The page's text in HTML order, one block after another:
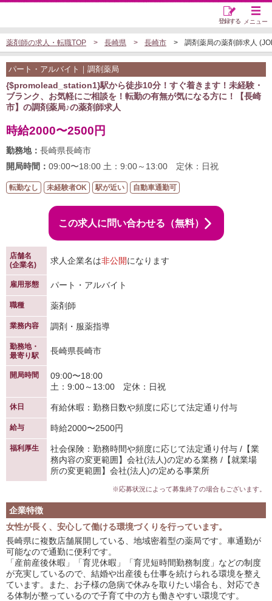
メニュー
登録する
薬剤師の求人・転職TOP 長崎県 長崎市 調剤薬局の薬剤師求人
パート・アルバイト｜調剤薬局
{$promolead_station1}駅から徒歩10分！すぐ着きます！未経験・
ブランク、お気軽にご相談を！転勤の有無が気になる方に！【長崎
市】の調剤薬局♪の薬剤師求人
時給2000〜2500円
勤務地： 長崎県長崎市
開局時間： 09:00〜18:00 土：9:00～13:00 定休：日祝
転勤なし 未経験者OK 駅が近い 自動車通勤可
この求人に問い合わせる（無料）
店舗名
(企業名)
求人企業名は非公開になります
雇用形態 パート・アルバイト
職種 薬剤師
業務内容 調剤・服薬指導
勤務地・
最寄り駅
長崎県長崎市
開局時間
09:00〜18:00
土：9:00～13:00 定休：日祝
休日 有給休暇：勤務日数や頻度に応じて法定通り付与
給与 時給2000〜2500円
福利厚生
社会保険：勤務時間や頻度に応じて法定通り付与 /【業
務内容の変更範囲】会社(法人)の定める業務 /【就業場
所の変更範囲】会社(法人)の定める事業所
※応募状況によって募集終了の場合もございます。
企業特徴
女性が長く、安心して働ける環境づくりを行っています。
長崎県に複数店舗展開している、地域密着型の薬局です。車通勤が
可能なので通勤に便利です。
「産前産後休暇」「育児休暇」「育児短時間勤務制度」などの制度
が充実しているので、結婚や出産後も仕事を続けられる環境を整え
ています。また、お子様の急病で休みを取りたい場合も、対応でき
る体制が整っているので子育て中の方も働きやすい環境です。